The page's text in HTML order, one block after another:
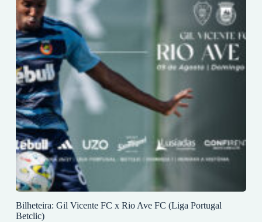
Bilheteira: Gil Vicente FC x Rio Ave FC (Liga Portugal
Betclic)